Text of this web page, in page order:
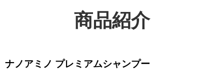
商品紹介
ナノアミノ プレミアムシャンプー